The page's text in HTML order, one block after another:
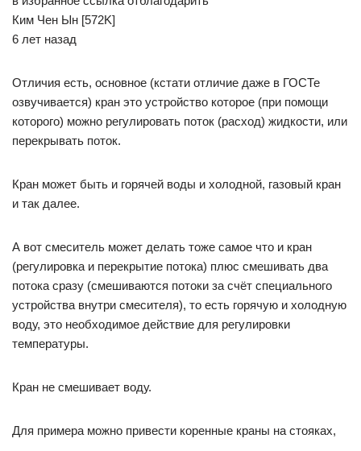
Ким Чен Ын [572K]
6 лет назад
Отличия есть, основное (кстати отличие даже в ГОСТе
озвучивается) кран это устройство которое (при помощи
которого) можно регулировать поток (расход) жидкости, или
перекрывать поток.
Кран может быть и горячей воды и холодной, газовый кран
и так далее.
А вот смеситель может делать тоже самое что и кран
(регулировка и перекрытие потока) плюс смешивать два
потока сразу (смешиваются потоки за счёт специального
устройства внутри смесителя), то есть горячую и холодную
воду, это необходимое действие для регулировки
температуры.
Кран не смешивает воду.
Для примера можно привести коренные краны на стояках,